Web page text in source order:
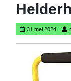
31 mei 202431
mei
2024